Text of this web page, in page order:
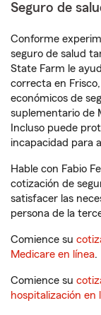
Seguro de
Conforme
seguro de salud
State Farm le
correcta en
económicos de
suplementario de
Incluso puede
incapacidad para
Hable con Fabio
cotización de
satisfacer las
persona de la
Comience su
Medicare en línea.
Comience su
hospitalización en